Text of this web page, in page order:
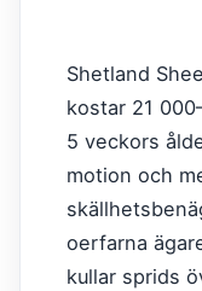
Shetland
kostar 21
5 veckors
motion och
oerfarna
kullar sprids